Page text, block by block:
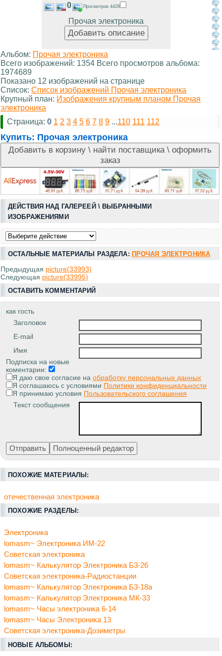
0 Просмотров 4428
Прочая электроника
Альбом: Прочая электроника
Всего изображений: 1354 Всего просмотров альбома:
1974689
Показано 12 изображений на странице
Список: Список изображений Прочая электроника
Крупный план: Изображения крупным планом Прочая
электроника
Страница: 0 1 2 3 4 5 6 7 8 9 ...110 111 112
Купить: Прочая электроника
ДЕЙСТВИЯ НАД ГАЛЕРЕЕЙ \ ВЫБРАННЫМИ
ИЗОБРАЖЕНИЯМИ
ОСТАЛЬНЫЕ МАТЕРИАЛЫ РАЗДЕЛА: ПРОЧАЯ ЭЛЕКТРОНИКА
Предыдущая picture(33993)
Следующая picture(33995)
ОСТАВИТЬ КОММЕНТАРИЙ
как гость
Заголовок
E-mail
Имя
Подписка на новые
коментарии:
Я даю свое согласие на обработку персональных данных
Я соглашаюсь с условиями Политики конфиденциальности
Я принимаю условия Пользовательского соглашения
Текст сообщения
ПОХОЖИЕ МАТЕРИАЛЫ:
отечественная электроника
ПОХОЖИЕ РАЗДЕЛЫ:
Электроника
lomasm~ Электроника ИМ-22
Советская электроника
lomasm~ Калькулятор Электроника Б3-26
Советская электроника-Радиостанции
lomasm~ Калькулятор Электроника Б3-18а
lomasm~ Калькулятор Электроника МК-33
lomasm~ Часы электроника 6-14
lomasm~ Часы Электроника 13
Советская электроника-Дозиметры
НОВЫЕ АЛЬБОМЫ: